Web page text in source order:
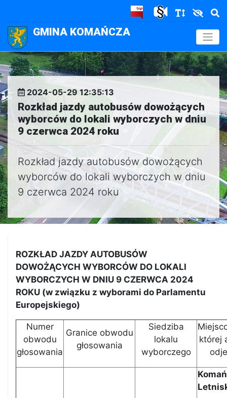
GMINA KOMAŃCZA .
2024-05-29 12:35:13
Rozkład jazdy autobusów dowożących
wyborców do lokali wyborczych w dniu
9 czerwca 2024 roku
Rozkład jazdy autobusów dowożących
wyborców do lokali wyborczych w dniu
9 czerwca 2024 roku
ROZKŁAD JAZDY AUTOBUSÓW
DOWOŻĄCYCH WYBORCÓW DO LOKALI
WYBORCZYCH W DNIU 9 CZERWCA 2024
ROKU (w związku z wyborami do Parlamentu
Europejskiego)
Numer
obwodu
głosowania
Granice obwodu
głosowania
Siedziba
lokalu
wyborczego
której